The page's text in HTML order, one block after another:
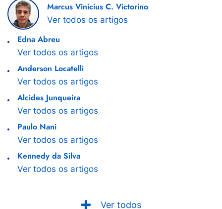
Marcus Vinícius C. Victorino
Ver todos os artigos
Edna Abreu
Ver todos os artigos
Anderson Locatelli
Ver todos os artigos
Alcides Junqueira
Ver todos os artigos
Paulo Nani
Ver todos os artigos
Kennedy da Silva
Ver todos os artigos
Ver todos